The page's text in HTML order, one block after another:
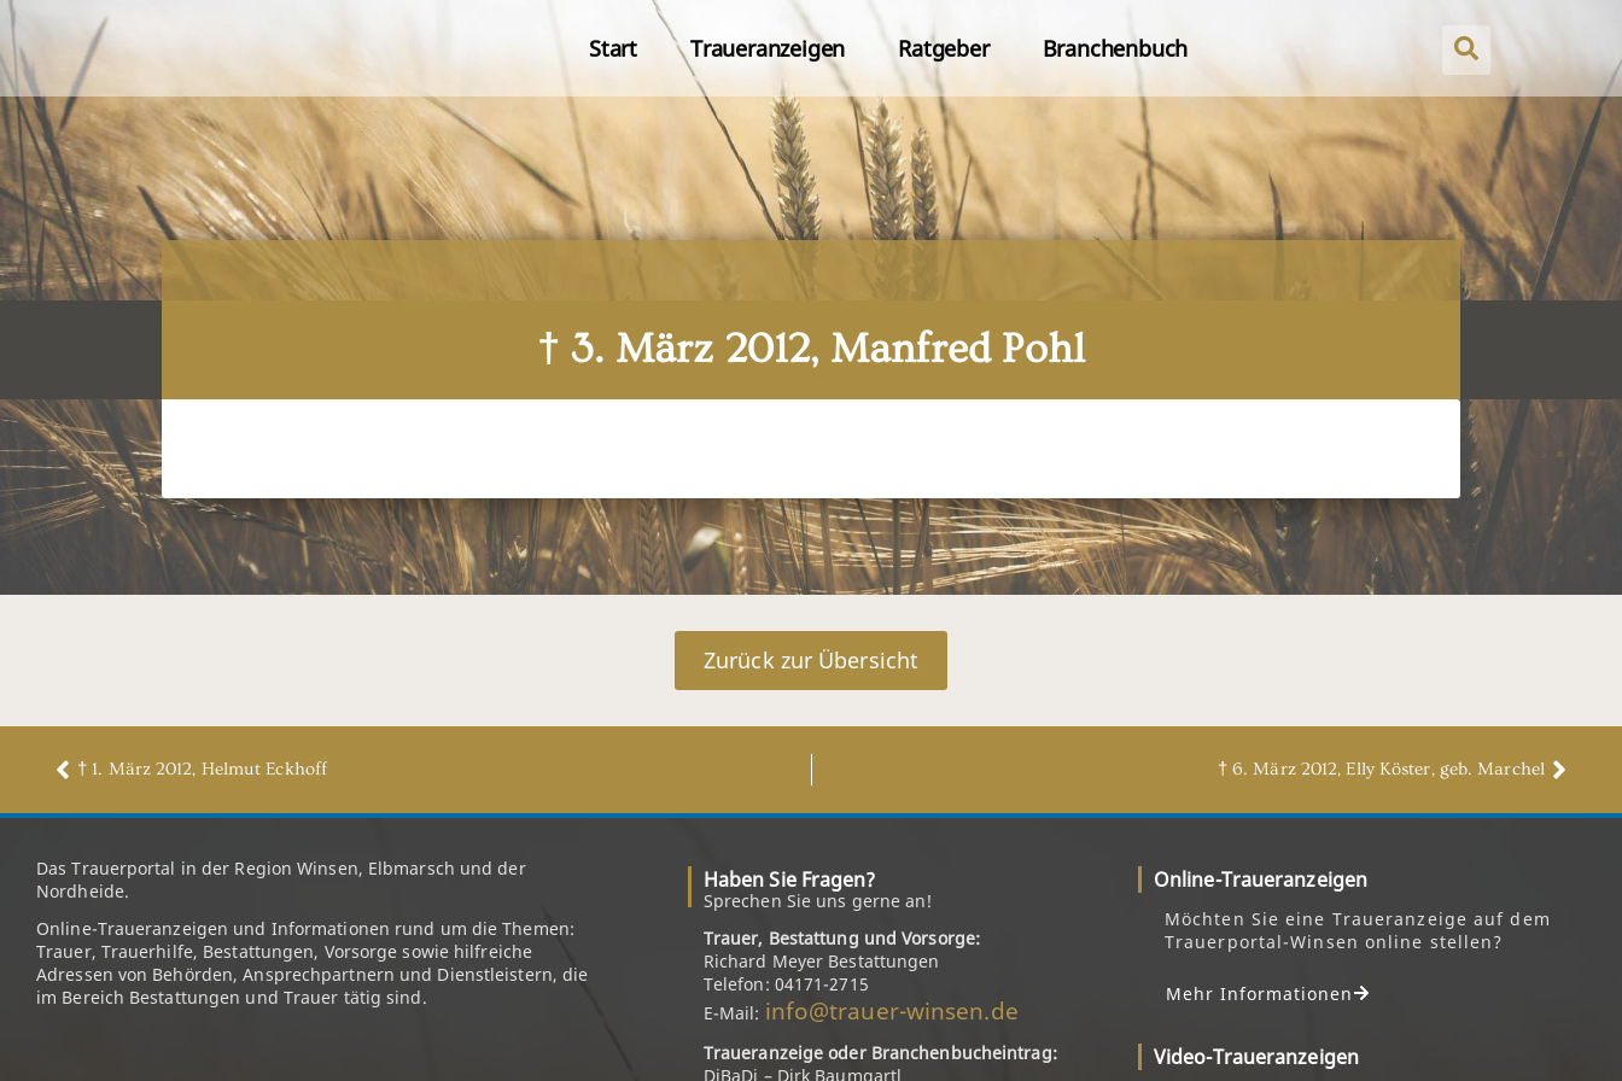
Start Traueranzeigen Ratgeber Branchenbuch
† 3. März 2012, Manfred Pohl
Zurück zur Übersicht
† 1. März 2012, Helmut Eckhoff † 6. März 2012, Elly Köster, geb. Marchel
Das Trauerportal in der Region Winsen, Elbmarsch und der
Nordheide.
Online-Traueranzeigen und Informationen rund um die Themen:
Trauer, Trauerhilfe, Bestattungen, Vorsorge sowie hilfreiche
Adressen von Behörden, Ansprechpartnern und Dienstleistern, die
im Bereich Bestattungen und Trauer tätig sind.
Haben Sie Fragen?
Sprechen Sie uns gerne an!
Trauer, Bestattung und Vorsorge:
Richard Meyer Bestattungen
Telefon: 04171-2715
E-Mail: info@trauer-winsen.de
Traueranzeige oder Branchenbucheintrag:
DiBaDi – Dirk Baumgartl
Online-Traueranzeigen
Möchten Sie eine Traueranzeige auf dem
Trauerportal-Winsen online stellen?
Mehr Informationen
Video-Traueranzeigen